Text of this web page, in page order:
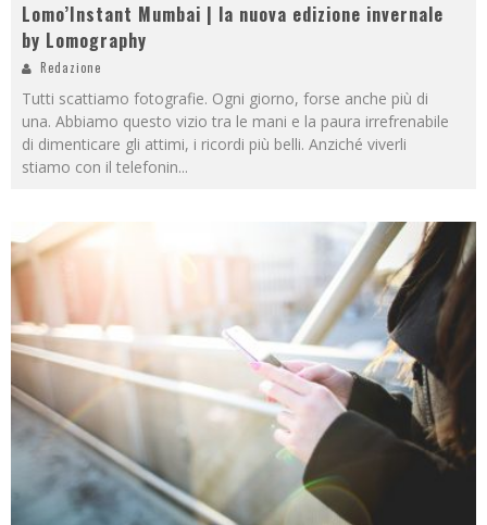
Lomo’Instant Mumbai | la nuova edizione invernale
by Lomography
Redazione
Tutti scattiamo fotografie. Ogni giorno, forse anche più di
una. Abbiamo questo vizio tra le mani e la paura irrefrenabile
di dimenticare gli attimi, i ricordi più belli. Anziché viverli
stiamo con il telefonin...